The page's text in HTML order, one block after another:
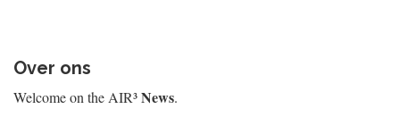
Over ons
Welcome on the AIR³News.